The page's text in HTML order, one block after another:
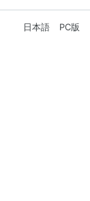
日本語 PC版